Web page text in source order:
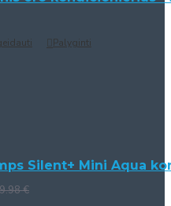
Palyginti
Silent+ Mini Aqua
€